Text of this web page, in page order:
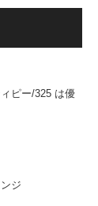
ピー/325 は優
ジ